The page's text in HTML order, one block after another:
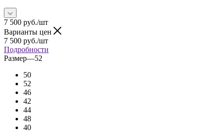
7 500 руб./шт
Варианты цен
7 500 руб./шт
Подробности
Размер—52
50
52
46
42
44
48
40